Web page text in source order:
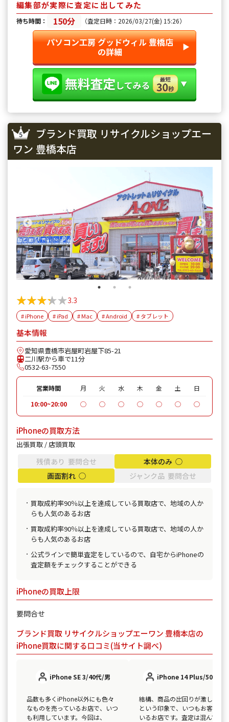
編集部が実際に査定に出してみた
待ち時間： 150分 （査定日時：2026/03/27(金) 15:26）
パソコン工房 グッドウィル 豊橋店
の詳細 ▶︎
ブランド買取 リサイクルショップエー
ワン 豊橋本店
★★★★★
★★★★★3.3
# iPhone # iPad # Mac # Android # タブレット
基本情報
愛知県豊橋市岩屋町岩屋下85-21
二川駅から車で11分
0532-63-7550
営業時間 月 火 水 木 金 土
日
10:00~20:00
◯ ◯ ◯ ◯ ◯ ◯ ◯
iPhoneの買取方法
出張買取 / 店頭買取
残債あり 要問合せ
本体のみ ◯
画面割れ ◯
ジャンク品 要問合せ
買取成約率90％以上を達成している買取店で、地域の人か
らも人気のあるお店
買取成約率90％以上を達成している買取店で、地域の人か
らも人気のあるお店
公式ラインで簡単査定をしているので、自宅からiPhoneの
査定額をチェックすることができる
iPhoneの買取上限
要問合せ
ブランド買取 リサイクルショップエーワン 豊橋本店の
iPhone買取に関する口コミ(当サイト調べ)
iPhone SE 3/40代/男
品数も多くiPhone以外にも色々
なものを売っているお店で、いつ
も利用しています。今回は、
iPhone 14 Plus/50代/女
結構、商品の出回りが激しいお
という印象で、いつもお客さん
いるお店です。査定は混んでい